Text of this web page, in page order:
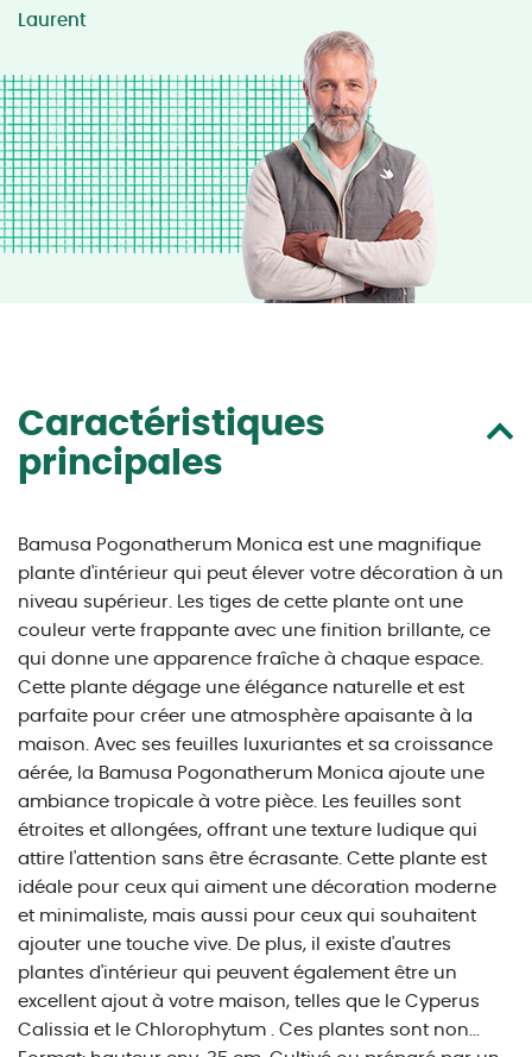
Laurent
Caractéristiques
principales
Bamusa Pogonatherum Monica est une magnifique
plante d'intérieur qui peut élever votre décoration à un
niveau supérieur. Les tiges de cette plante ont une
couleur verte frappante avec une finition brillante, ce
qui donne une apparence fraîche à chaque espace.
Cette plante dégage une élégance naturelle et est
parfaite pour créer une atmosphère apaisante à la
maison. Avec ses feuilles luxuriantes et sa croissance
aérée, la Bamusa Pogonatherum Monica ajoute une
ambiance tropicale à votre pièce. Les feuilles sont
étroites et allongées, offrant une texture ludique qui
attire l'attention sans être écrasante. Cette plante est
idéale pour ceux qui aiment une décoration moderne
et minimaliste, mais aussi pour ceux qui souhaitent
ajouter une touche vive. De plus, il existe d'autres
plantes d'intérieur qui peuvent également être un
excellent ajout à votre maison, telles que le Cyperus
Calissia et le Chlorophytum . Ces plantes sont non...